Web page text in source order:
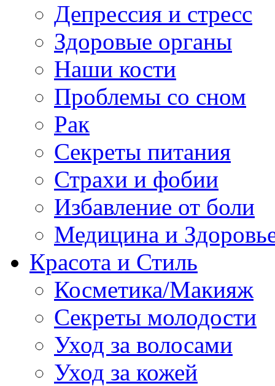
Депрессия и стресс
Здоровые органы
Наши кости
Проблемы со сном
Рак
Секреты питания
Страхи и фобии
Избавление от боли
Медицина и
Красота и Стиль
Косметика/Макияж
Секреты молодости
Уход за волосами
Уход за кожей